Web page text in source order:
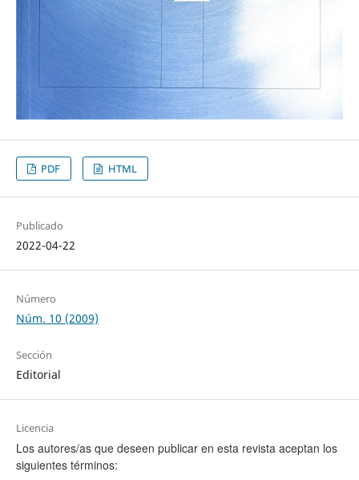
PDF HTML
Publicado
2022-04-22
Número
Núm. 10 (2009)
Sección
Editorial
Licencia
Los autores/as que deseen publicar en esta revista aceptan los
siguientes términos: